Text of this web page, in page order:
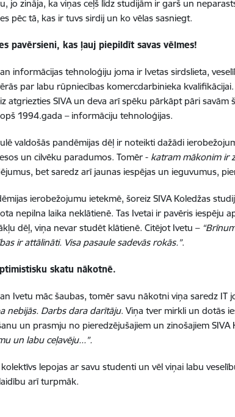
jo zināja, ka viņas ceļš līdz studijām ir garš un
pēc tā, kas ir tuvs sirdij un ko vēlas sasniegt.
pavērsieni, kas ļauj piepildīt savas vēlmes!
informācijas tehnoloģiju joma ir Ivetas sirdslieta,
par labu rūpniecības komercdarbinieka
atgriezties SIVA un deva arī spēku pārkāpt pāri
1994.gada – informāciju tehnoloģijas.
valdošās pandēmijas dēļ ir noteikti dažādi
un cilvēku paradumos. Tomēr - katram mākonim ir
bet saredz arī jaunas iespējas un ieguvumus,
ierobežojumu ietekmē, šoreiz SIVA Koledžas
nepilna laika neklātienē. Tas Ivetai ir pavēris iespēju
dēļ, viņa nevar studēt klātienē. Citējot Ivetu –
ir attālināti. Visa pasaule sadevās rokās.”.
skatu nākotnē.
Ivetu māc šaubas, tomēr savu nākotni viņa saredz IT
nebijās. Darbs dara darītāju. Viņa tver mirkli un dotās
un prasmju no pieredzējušajiem un zinošajiem SIVA
un labu ceļavēju...”.
kolektīvs lepojas ar savu studenti un vēl viņai labu
arī turpmāk.